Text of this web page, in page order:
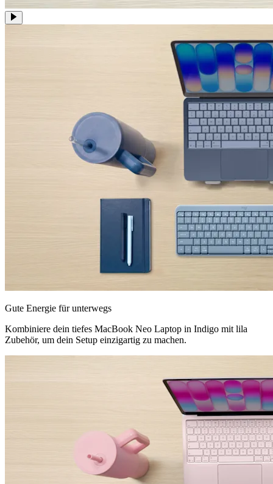
Gute Energie für unterwegs
Kombiniere dein tiefes MacBook Neo Laptop in Indigo mit lila
Zubehör, um dein Setup einzigartig zu machen.